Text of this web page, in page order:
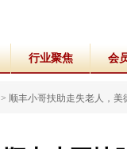
行业聚焦 会
> 顺丰小哥扶助走失老人，美